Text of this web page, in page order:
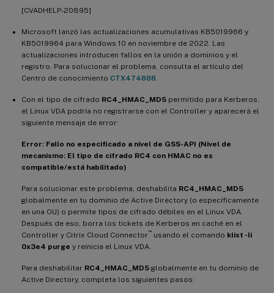
[CVADHELP-20895]
Microsoft lanzó las actualizaciones acumulativas KB5019966 y
KB5019964 para Windows 10 en noviembre de 2022. Las
actualizaciones introducen fallos en la unión a dominios y el
registro. Para solucionar el problema, consulta el artículo del
Centro de conocimiento CTX474888
Con el tipo de cifrado RC4_HMAC_MD5 permitido para Kerberos,
el Linux VDA podría no registrarse con el Controller y aparecerá el
siguiente mensaje de error:
Error: Fallo no especificado a nivel de GSS-API (Nivel de
mecanismo: El tipo de cifrado RC4 con HMAC no es
compatible/está habilitado)
Para solucionar este problema, deshabilita RC4_HMAC_MD5
globalmente en tu dominio de Active Directory (o específicamente
en una OU) o permite tipos de cifrado débiles en el Linux VDA.
Después de eso, borra los tickets de Kerberos en caché en el
Controller y Citrix Cloud Connector™ usando el comando klist -li
0x3e4 purge y reinicia el Linux VDA.
Para deshabilitar RC4_HMAC_MD5 globalmente en tu dominio de
Active Directory, completa los siguientes pasos: